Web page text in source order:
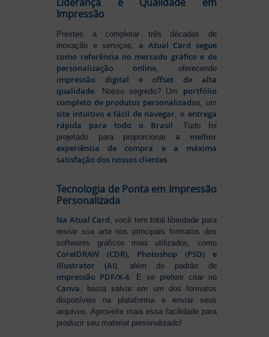
Impressão
Prestes a completar três décadas de
inovação e serviços,a Atual Card segue
como referência no mercado gráfico e de
personalização online, oferecendo
impressão digital e offset de alta
qualidade . Nosso segredo? Um portfólio
completo de produtos personalizados , um
site intuitivo e fácil de navegar , e entrega
rápida para todo o Brasil . Tudo foi
projetado para proporcionara melhor
experiência de compra e a máxima
satisfação dos nossos clientes
Tecnologia de Ponta em Impressão
Personalizada
Na Atual Card, você tem total liberdade para
enviar sua arte nos principais formatos dos
softwares gráficos mais utilizados, como
CorelDRAW (CDR), Photoshop (PSD) e
Illustrator (AI), além do padrão de
impressão PDF/X-4. E se preferir criar no
Canva, basta salvar em um dos formatos
disponíveis na plataforma e enviar seus
arquivos. Aproveite mais essa facilidade para
produzir seu material personalizado!